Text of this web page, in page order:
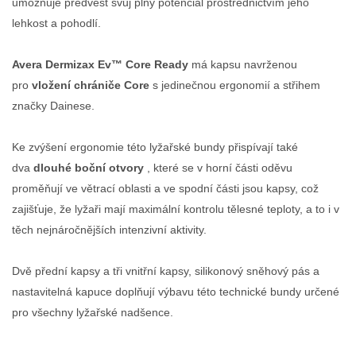
umožňuje předvést svůj plný potenciál prostřednictvím jeho
lehkost a pohodlí.
Avera Dermizax Ev™ Core Ready má kapsu navrženou
pro vložení chrániče Core s jedinečnou ergonomií a střihem
značky Dainese.
Ke zvýšení ergonomie této lyžařské bundy přispívají také
dva dlouhé boční otvory , které se v horní části oděvu
proměňují ve větrací oblasti a ve spodní části jsou kapsy, což
zajišťuje, že lyžaři mají maximální kontrolu tělesné teploty, a to i v
těch nejnáročnějších intenzivní aktivity.
Dvě přední kapsy a tři vnitřní kapsy, silikonový sněhový pás a
nastavitelná kapuce doplňují výbavu této technické bundy určené
pro všechny lyžařské nadšence.